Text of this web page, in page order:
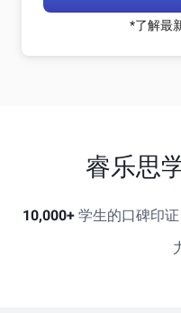
*了解最
睿乐思
10,000+ 学生的口碑印